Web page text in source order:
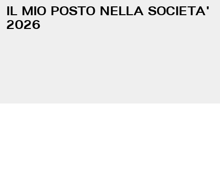
IL MIO POSTO NELLA SOCIETA'
2026